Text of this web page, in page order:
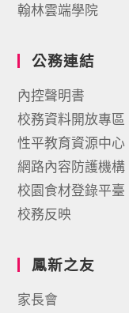
翰林雲端學院
公務連結
內控聲明書
校務資料開放專區
性平教育資源中心
網路內容防護機構
校園食材登錄平臺
校務反映
鳳新之友
家長會